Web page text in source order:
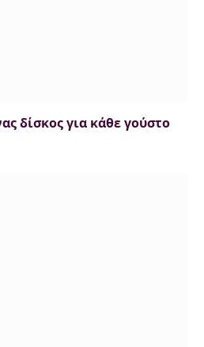
δίσκος για κάθε γούστο